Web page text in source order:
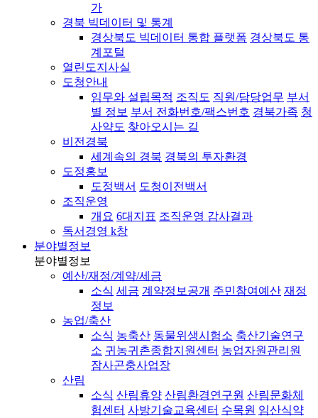
가
경북 빅데이터 및 통계
경상북도 빅데이터 통합 플랫폼 경상북도 통
계포털
열린도지사실
도청안내
임무와 설립목적 조직도 직원/담당업무 부서
별 정보 부서 전화번호/팩스번호 경북가족 청
사약도 찾아오시는 길
비전경북
세계속의 경북 경북의 투자환경
도정홍보
도정백서 도청이전백서
조직운영
개요 6대지표 조직운영 감사결과
독서경영 k창
분야별정보
분야별정보
예산/재정/계약/세금
소식 세금 계약정보공개 주민참여예산 재정
정보
농업/축산
소식 농축산 동물위생시험소 축산기술연구
소 귀농귀촌종합지원센터 농업자원관리원
잠사곤충사업장
산림
소식 산림휴양 산림환경연구원 산림문화체
험센터 사방기술교육센터 수목원 임산식약